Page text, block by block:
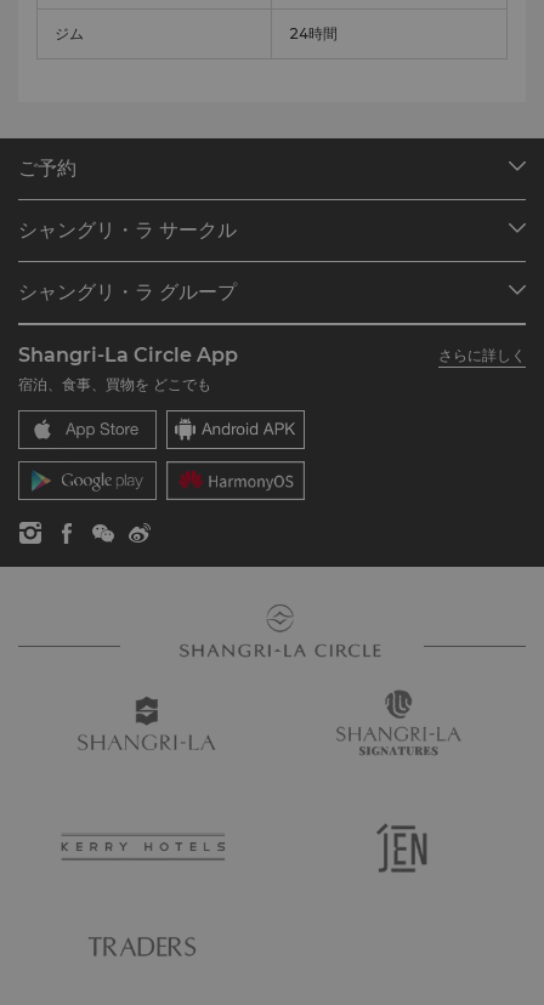
ジム 24時間
ご予約
ご予約の検索
レストラン＆バー
シャングリ・ラ サークル
シャングリ・ラ サークルに入会
よくあるお問合せや質問
SLCに関するお問い合わせ
シャングリ・ラ グループ
シャングリ・ラ ブランド
シャングリ・ラ センター
レジデンス
お問い合わせ
採用情報
企業の社会的責任
ニュース
Shangri-La Circle App
さらに詳しく
宿泊、食事、買物を どこでも